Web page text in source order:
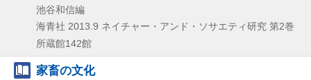
池谷和信編
海青社 2013.9 ネイチャー・アンド・ソサエティ研究 第2巻
所蔵館142館
家畜の文化